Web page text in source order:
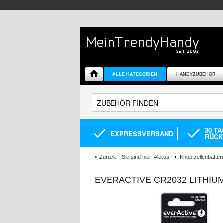
ALLE KATEGORIEN HANDYZUBEHÖR
EXPRESSVERSAND 30
« Zurück - Sie sind hier: Akkus
EVERACTIVE CR2032